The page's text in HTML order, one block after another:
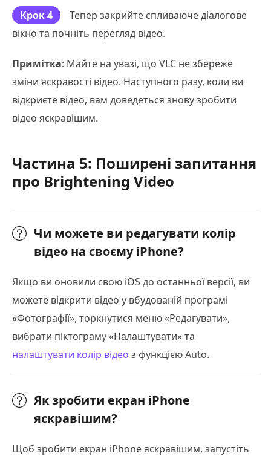
Крок 4
Тепер закрийте спливаюче діалогове
вікно та почніть перегляд відео.
Примітка: Майте на увазі, що VLC не збереже
зміни яскравості відео. Наступного разу, коли ви
відкриєте відео, вам доведеться знову зробити
відео яскравішим.
Частина 5: Поширені запитання
про Brightening Video
Чи можете ви редагувати колір
відео на своєму iPhone?
Якщо ви оновили свою iOS до останньої версії, ви
можете відкрити відео у вбудованій програмі
«Фотографії», торкнутися меню «Редагувати»,
вибрати піктограму «Налаштувати» та
налаштувати колір відео з функцією Auto.
Як зробити екран iPhone
яскравішим?
Щоб зробити екран iPhone яскравішим, запустіть